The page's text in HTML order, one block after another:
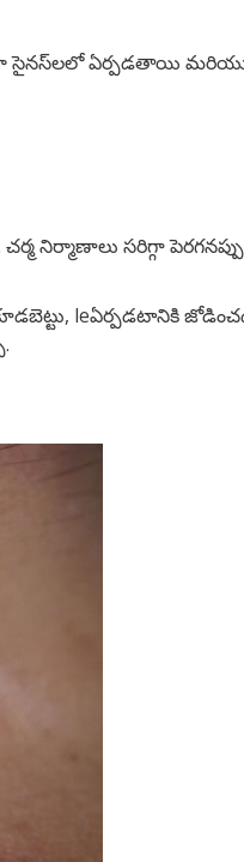
ఏర్పడతాయి మరియు
చర్మ నిర్మాణాలు సరిగ్గా
leఏర్పడటానికి